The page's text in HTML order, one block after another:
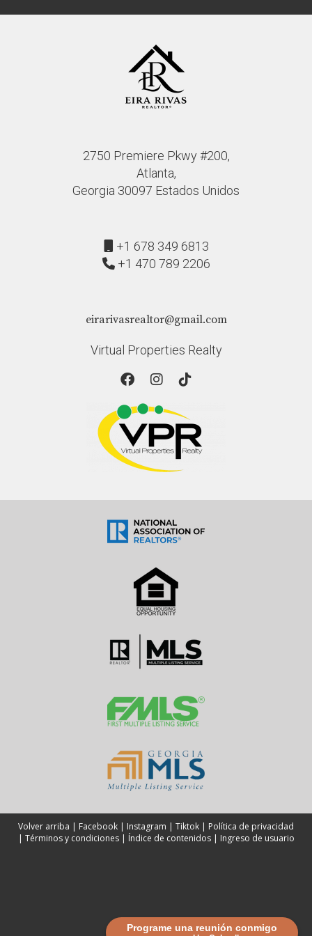
Programe una reunión conmigo
2750 Premiere Pkwy #200,
Atlanta,
Georgia 30097 Estados Unidos
+1 678 349 6813
+1 470 789 2206
eirarivasrealtor@gmail.com
Virtual Properties Realty
Volver arriba | Facebook | Instagram | Tiktok | Política de privacidad
| Términos y condiciones| Índice de contenidos| Ingreso de usuario